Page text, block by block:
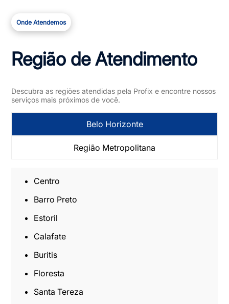
Onde Atendemos
Região de Atendimento
Descubra as regiões atendidas pela Profix e encontre nossos
serviços mais próximos de você.
Belo Horizonte
Região Metropolitana
Centro
Barro Preto
Estoril
Calafate
Buritis
Floresta
Santa Tereza